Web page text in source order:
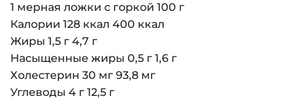
1 мерная ложки с горкой 100 г
Калории 128 ккал 400 ккал
Жиры 1,5 г 4,7 г
Насыщенные жиры 0,5 г 1,6 г
Холестерин 30 мг 93,8 мг
Углеводы 4 г 12,5 г